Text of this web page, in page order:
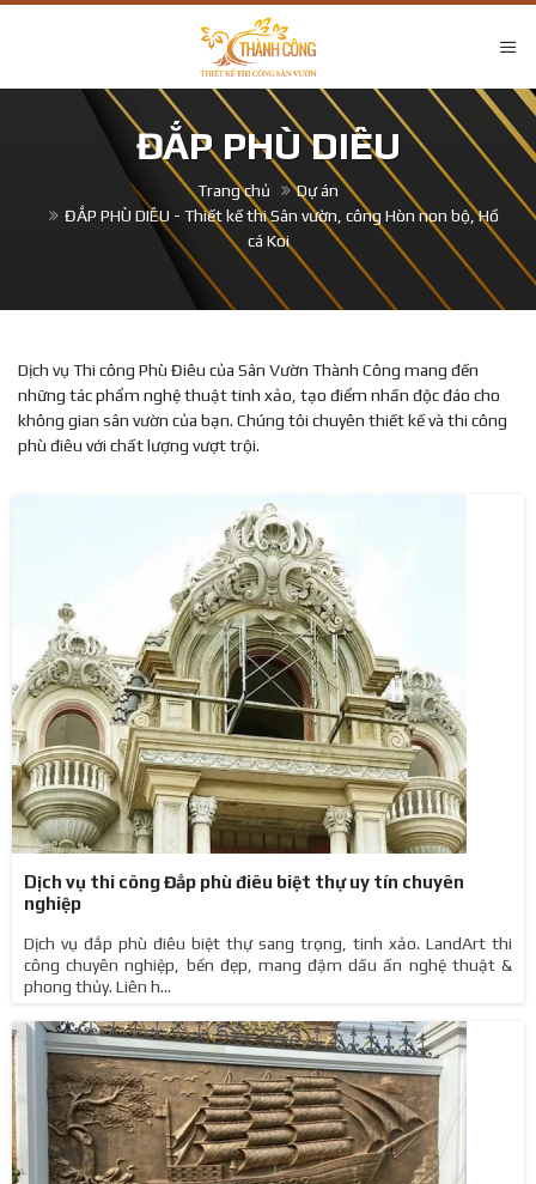
ĐẮP PHÙ DIÊU
Trang chủ
Dự án
ĐẮP PHÙ DIÊU - Thiết kế thi Sân vườn, công Hòn non bộ, Hồ
cá Koi
Dịch vụ Thi công Phù Điêu của Sân Vườn Thành Công mang đến
những tác phẩm nghệ thuật tinh xảo, tạo điểm nhấn độc đáo cho
không gian sân vườn của bạn. Chúng tôi chuyên thiết kế và thi công
phù điêu với chất lượng vượt trội.
Dịch vụ thi công Đắp phù điêu biệt thự uy tín chuyên
nghiệp
Dịch vụ đắp phù điêu biệt thự sang trọng, tinh xảo. LandArt thi
công chuyên nghiệp, bền đẹp, mang đậm dấu ấn nghệ thuật &
phong thủy. Liên h...